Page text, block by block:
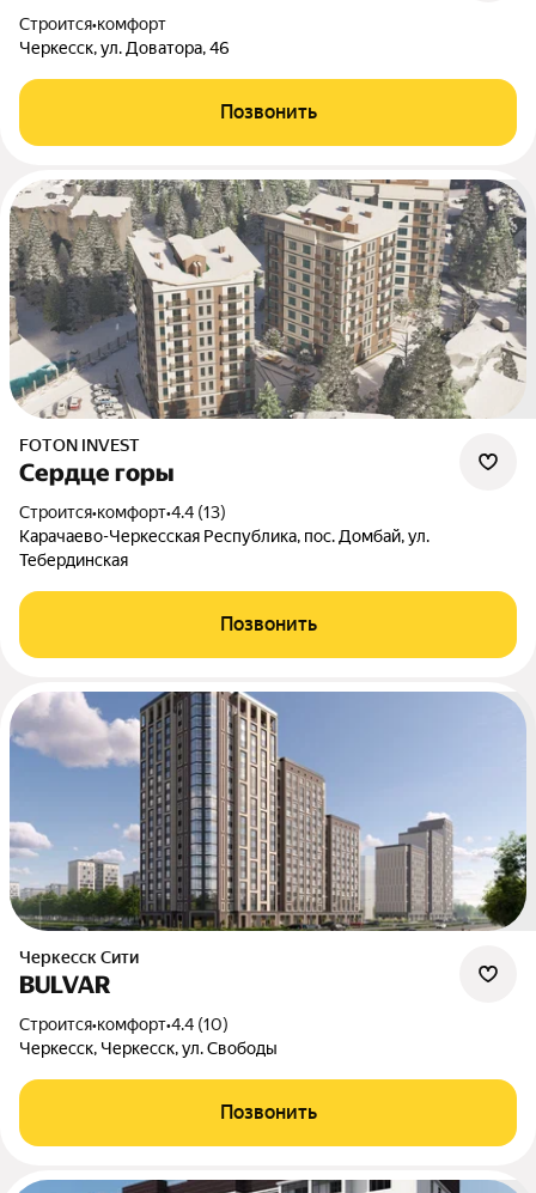
Строится•комфорт
Черкесск, ул. Доватора, 46
Позвонить
FOTON INVEST
Сердце горы
Строится•комфорт•4.4 (13)
Карачаево-Черкесская Республика, пос. Домбай, ул.
Тебердинская
Позвонить
Черкесск Сити
BULVAR
Строится•комфорт•4.4 (10)
Черкесск, Черкесск, ул. Свободы
Позвонить